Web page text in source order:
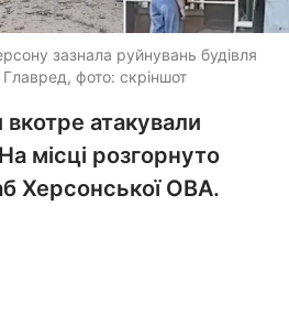
зазнала руйнувань будівля
фото: скріншот
вкотре атакували
місці розгорнуто
Херсонської ОВА.